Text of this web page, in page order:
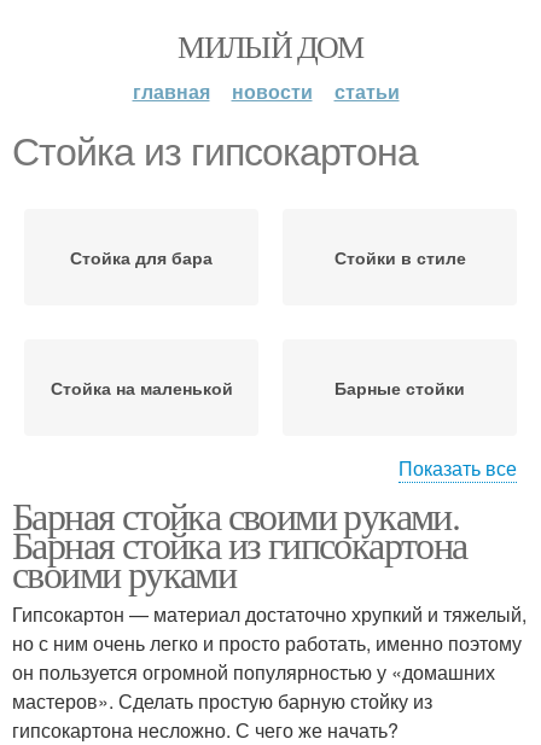
МИЛЫЙ ДОМ
главная новости статьи
Стойка из гипсокартона
Стойка для бара Стойки в стиле
Стойка на маленькой Барные стойки
Стойка в кафе
Показать все
Барная стойка своими руками.
Барная стойка из гипсокартона
своими руками
Гипсокартон — материал достаточно хрупкий и тяжелый,
но с ним очень легко и просто работать, именно поэтому
он пользуется огромной популярностью у «домашних
мастеров». Сделать простую барную стойку из
гипсокартона несложно. С чего же начать?